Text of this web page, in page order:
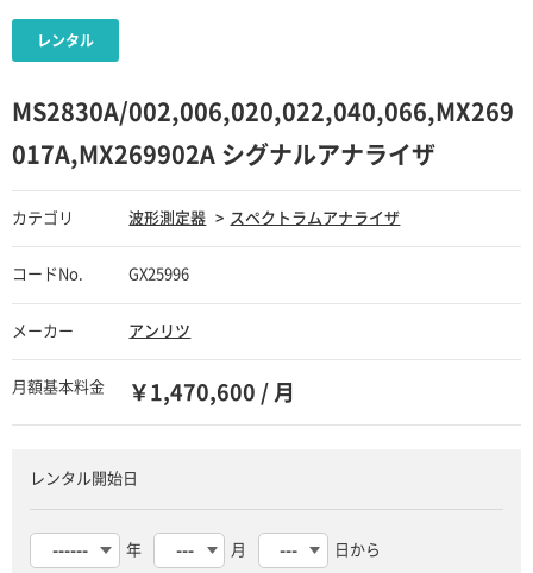
MS2830A/002,006,020,022,040,066,MX269
017A,MX269902A シグナルアナライザ
カテゴリ 波形測定器 スペクトラムアナライザ
コードNo. GX25996
メーカー アンリツ
月額基本料金 ￥1,470,600 / 月
レンタル開始日
年 月 日から